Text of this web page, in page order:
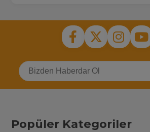
Popüler Kategoriler